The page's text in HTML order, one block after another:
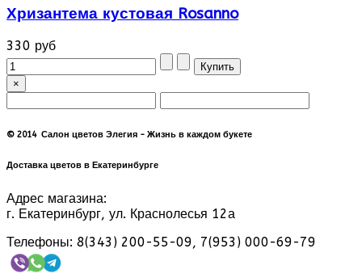
Хризантема кустовая Rosanno
330 руб
×
© 2014 Салон цветов Элегия - Жизнь в каждом букете
Доставка цветов в Екатеринбурге
Адрес магазина:
г. Екатеринбург, ул. Краснолесья 12а
Телефоны: 8(343) 200-55-09, 7(953) 000-69-79